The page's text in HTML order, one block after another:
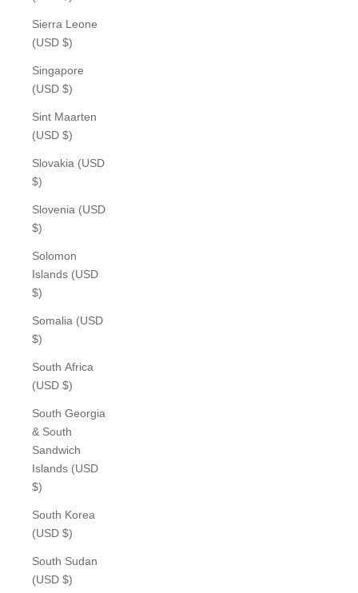
Sierra Leone
(USD $)
Singapore
(USD $)
Sint Maarten
(USD $)
Slovakia (USD
$)
Slovenia (USD
$)
Solomon
Islands (USD
$)
Somalia (USD
$)
South Africa
(USD $)
South Georgia
& South
Sandwich
Islands (USD
$)
South Korea
(USD $)
South Sudan
(USD $)